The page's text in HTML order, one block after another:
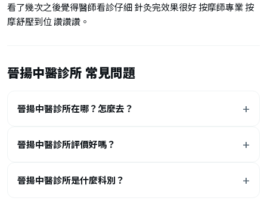
看了幾次之後覺得醫師看診仔細 針灸完效果很好 按摩師專業 按
摩舒壓到位 讚讚讚。
晉揚中醫診所 常見問題
晉揚中醫診所在哪？怎麼去？
晉揚中醫診所評價好嗎？
晉揚中醫診所是什麼科別？